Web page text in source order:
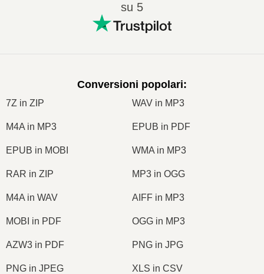
su 5
Conversioni popolari:
7Z in ZIP WAV in MP3
M4A in MP3 EPUB in PDF
EPUB in MOBI WMA in MP3
RAR in ZIP MP3 in OGG
M4A in WAV AIFF in MP3
MOBI in PDF OGG in MP3
AZW3 in PDF PNG in JPG
PNG in JPEG XLS in CSV